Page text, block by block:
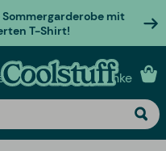
mit
T-Shirt!
geschenke